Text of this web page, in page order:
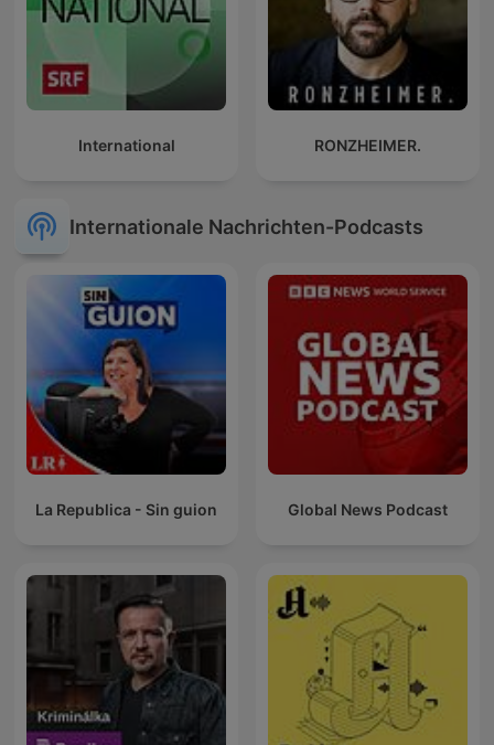
International RONZHEIMER.
Internationale Nachrichten-Podcasts
La Republica - Sin guion Global News Podcast